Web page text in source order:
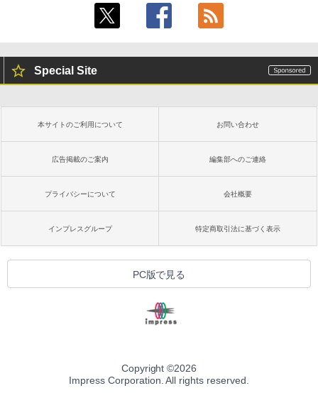
Special Site
本サイトのご利用について お問い合わせ
広告掲載のご案内 編集部へのご連絡
プライバシーについて 会社概要
インプレスグループ 特定商取引法に基づく表示
PC版で見る
Copyright ©2026
Impress Corporation. All rights reserved.